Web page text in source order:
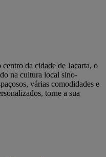
da cidade de Jacarta, o
na cultura local sino-
várias comodidades e
torne a sua